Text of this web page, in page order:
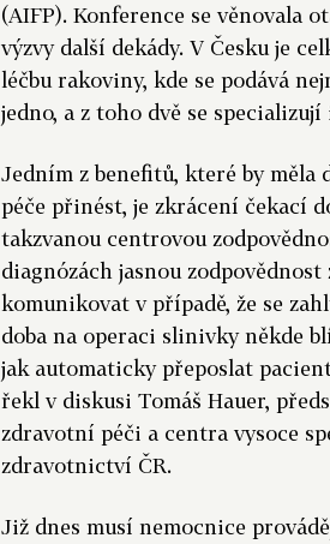
(AIFP). Konference se věnovala
výzvy další dekády. V Česku je
léčbu rakoviny, kde se podává
jedno, a z toho dvě se
Jedním z benefitů, které by měla
péče přinést, je zkrácení čekací
takzvanou centrovou
diagnózách jasnou
komunikovat v případě, že se
doba na operaci slinivky někde
jak automaticky přeposlat
řekl v diskusi Tomáš Hauer,
zdravotní péči a centra vysoce
zdravotnictví ČR.
Již dnes musí nemocnice